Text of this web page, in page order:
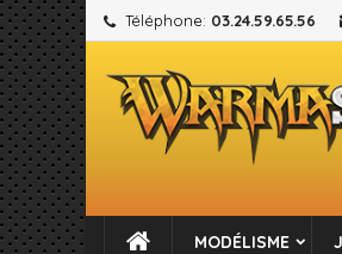
Téléphone: 03.24.59.65.56
MODÉLISME